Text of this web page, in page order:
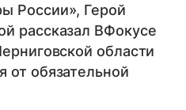
России», Герой
рассказал ВФокусе
области
от обязательной